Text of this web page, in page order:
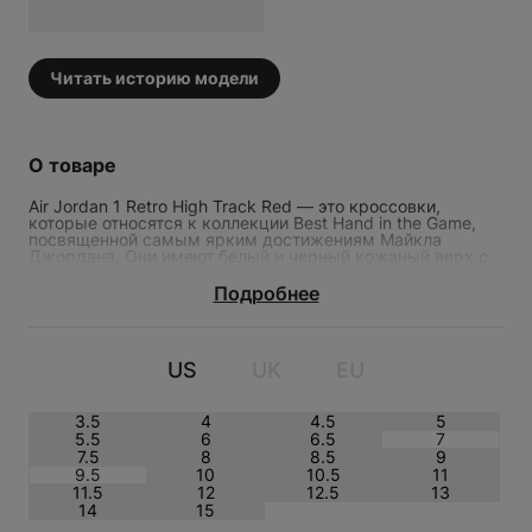
Читать историю модели
О товаре
Air Jordan 1 Retro High Track Red — это кроссовки,
которые относятся к коллекции Best Hand in the Game,
посвященной самым ярким достижениям Майкла
Джордана. Они имеют белый и черный кожаный верх с
Swoosh, белая подошва и черная резиновая подметка
дополняют дизайн. На правой стельке изображена
Подробнее
US
3.5 4 4.5
5
5.5
6 6.5
7
7.5
8 8.5
9
9.5
10 10.5
11
11.5
12 12.5
13
14
15
Когда пик эры сникерхедов прошел, кроссовки Air
Jordan 1 High потеряли былую популярность, но
все изменилось в 2017, когда бренд стал активно
Самые желанные для сегодняшних
коллекционеров Air Jordan 1 High – это кроссовки
в коллаборации с Трэвисом Скоттом, Вирджилом
Абло (Off-White) и с Dior при Киме Джонсе.
AIR JORDAN 1 RETRO HIGH TRACK